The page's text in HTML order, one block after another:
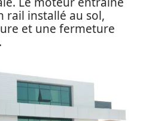
rail installé au sol,
et une fermeture